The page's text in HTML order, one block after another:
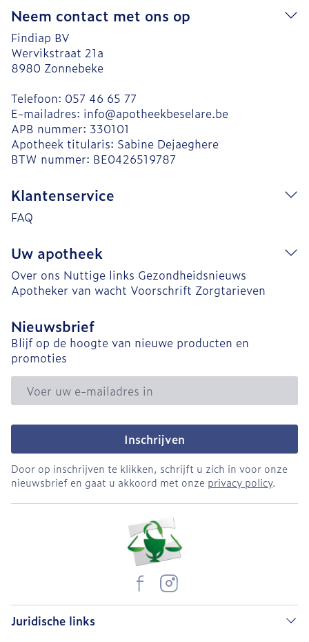
Neem contact met ons op
Findiap BV
Wervikstraat 21a
8980 Zonnebeke
Telefoon: 057 46 65 77
E-mailadres: info@apotheekbeselare.be
APB nummer: 330101
Apotheek titularis: Sabine Dejaeghere
BTW nummer: BE0426519787
Klantenservice
FAQ
Uw apotheek
Over ons Nuttige links Gezondheidsnieuws
Apotheker van wacht Voorschrift Zorgtarieven
Nieuwsbrief
Blijf op de hoogte van nieuwe producten en
promoties
E-mail adres
Inschrijven
Door op inschrijven te klikken, schrijft u zich in voor onze
nieuwsbrief en gaat u akkoord met onze privacy policy.
Juridische links